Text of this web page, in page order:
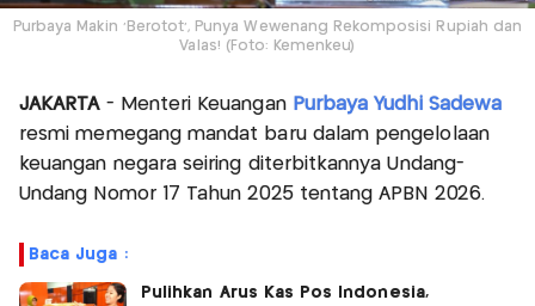
Purbaya Makin 'Berotot', Punya Wewenang Rekomposisi Rupiah dan
Valas! (Foto: Kemenkeu)
JAKARTA- Menteri Keuangan Purbaya Yudhi Sadewa
resmi memegang mandat baru dalam pengelolaan
keuangan negara seiring diterbitkannya Undang-
Undang Nomor 17 Tahun 2025 tentang APBN 2026.
Baca Juga :
Pulihkan Arus Kas Pos Indonesia,